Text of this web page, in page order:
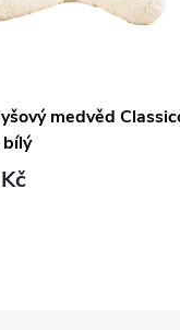
medvěd